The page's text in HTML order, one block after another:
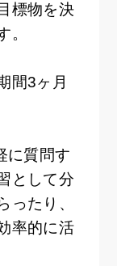
標物を決
。
間3ヶ月
に質問す
として分
ったり、
率的に活